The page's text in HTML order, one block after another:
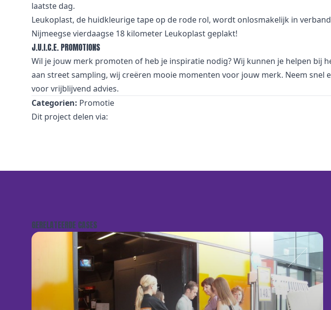
laatste dag.
Leukoplast, de huidkleurige tape op de rode rol, wordt onlosmakelijk in
Nijmeegse vierdaagse 18 kilometer Leukoplast geplakt!
J.U.I.C.E. PROMOTIONS
Wil je jouw merk promoten of heb je inspiratie nodig? Wij kunnen je helpen bij
aan street sampling, wij creëren mooie momenten voor jouw merk. Neem snel
voor vrijblijvend advies.
Categorien: Promotie
Dit project delen via:
GERELATEERDE CASES